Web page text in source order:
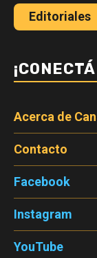
Editoriales
Acerca de
Contacto
Facebook
Instagram
YouTube